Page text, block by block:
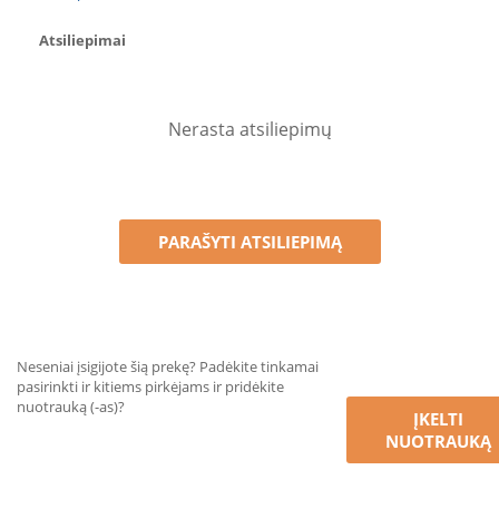
Atsiliepimai
Nerasta atsiliepimų
PARAŠYTI ATSILIEPIMĄ
Neseniai įsigijote šią prekę? Padėkite tinkamai
pasirinkti ir kitiems pirkėjams ir pridėkite
nuotrauką (-as)?
ĮKELTI
NUOTRAUKĄ